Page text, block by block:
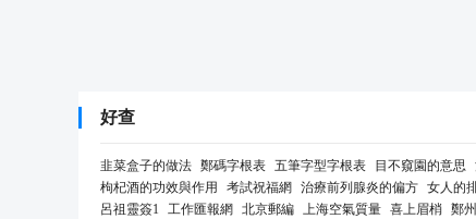
好查
韭菜盒子的做法 鄭碼字根表 五筆字型字根表 目不窺園的意思
枸杞酒的功效與作用
考試祝福網 治療前列腺炎的偏方 女人的
呂祖靈簽1
工作匯報網 北京郵編 上海空氣質量 喜上眉梢 鄭